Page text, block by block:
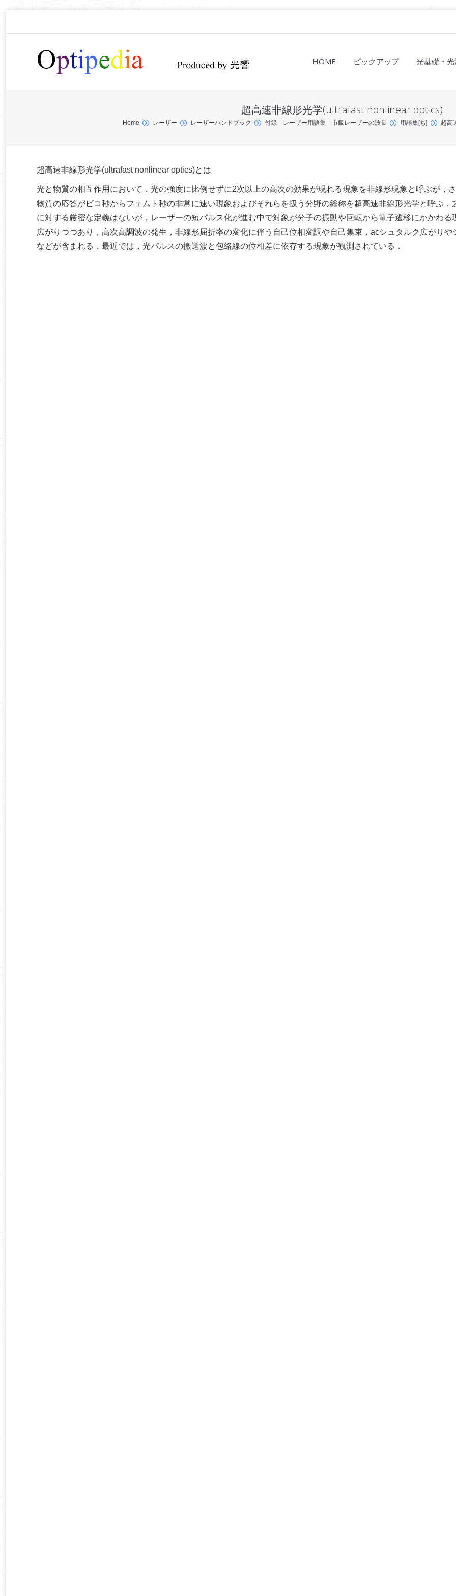
HOME ピックアップ 光基礎・
超高速非線形光学(ultrafast nonlinear optics)
Home レーザー レーザーハンドブック 付録 レーザー用語集 市販レーザーの波長 用語集[ち] 超高
超高速非線形光学(ultrafast nonlinear optics)とは
光と物質の相互作用において．光の強度に比例せずに2次以上の高次の効果が現れる現象を非線形現象と呼ぶが，
物質の応答がピコ秒からフェムト秒の非常に速い現象およびそれらを扱う分野の総称を超高速非線形光学と呼ぶ．
に対する厳密な定義はないが，レーザーの短パルス化が進む中で対象が分子の振動や回転から電子遷移にかかわる
広がりつつあり，高次高調波の発生，非線形屈折率の変化に伴う自己位相変調や自己集束，acシュタルク広がりや
などが含まれる．最近では，光パルスの搬送波と包絡線の位相差に依存する現象が観測されている．